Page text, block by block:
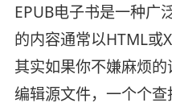
EPUB电子书是一种广
的内容通常以HTML或
其实如果你不嫌麻烦
编辑源文件，一个个